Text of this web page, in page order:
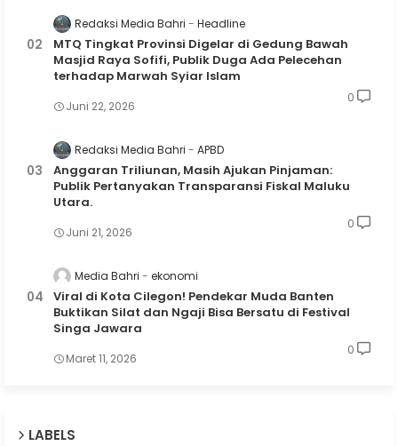
Redaksi Media Bahri Headline
MTQ Tingkat Provinsi Digelar di Gedung Bawah
Masjid Raya Sofifi, Publik Duga Ada Pelecehan
terhadap Marwah Syiar Islam
Juni 22, 2026
0
Redaksi Media Bahri APBD
Anggaran Triliunan, Masih Ajukan Pinjaman:
Publik Pertanyakan Transparansi Fiskal Maluku
Utara.
Juni 21, 2026
0
Media Bahri ekonomi
Viral di Kota Cilegon! Pendekar Muda Banten
Buktikan Silat dan Ngaji Bisa Bersatu di Festival
Singa Jawara
Maret 11, 2026
0
LABELS